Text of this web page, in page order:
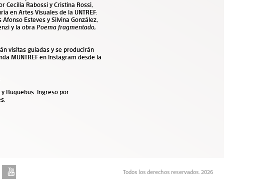
Cecilia Rabossi y Cristina Rossi,
en Artes Visuales de la UNTREF:
Esteves y Silvina González,
y la obraPoema fragmentado,
visitas guiadas y se producirán
MUNTREF en Instagram desde la
Buquebus. Ingreso por
Todos los derechos reservados. 2026